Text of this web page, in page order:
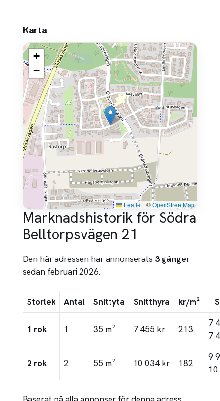
Karta
+
−
Leaflet | ©OpenStreetMap
Marknadshistorik för Södra
Belltorpsvägen 21
Den här adressen har annonserats 3 gånger
sedan februari 2026.
Storlek Antal Snittyta Snitthyra kr/m²
1 rok 1 35 m² 7 455 kr 213
7
7
2 rok 2 55 m² 10 034 kr 182
9